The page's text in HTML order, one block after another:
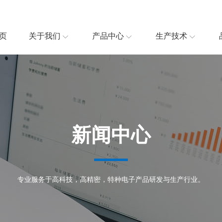
关于我们 产品中心 生产技术
新闻中心
专业服务于高科技，高精密，特种电子产品研发与生产行业。